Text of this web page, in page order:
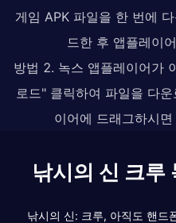
게임 APK 파일을 한 번에
드한 후 앱플레이
방법 2. 녹스 앱플레이어가
로드" 클릭하여 파일을 다
이어에 드래그하시
낚시의 신 크루
낚시의 신: 크루, 아직도 핸드